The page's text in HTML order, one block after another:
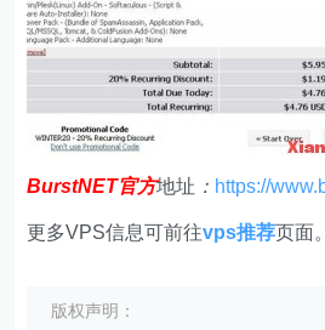
BurstNET官方地址 ： https://
更多VPS信息可前往vps推荐页面。
版权声明：